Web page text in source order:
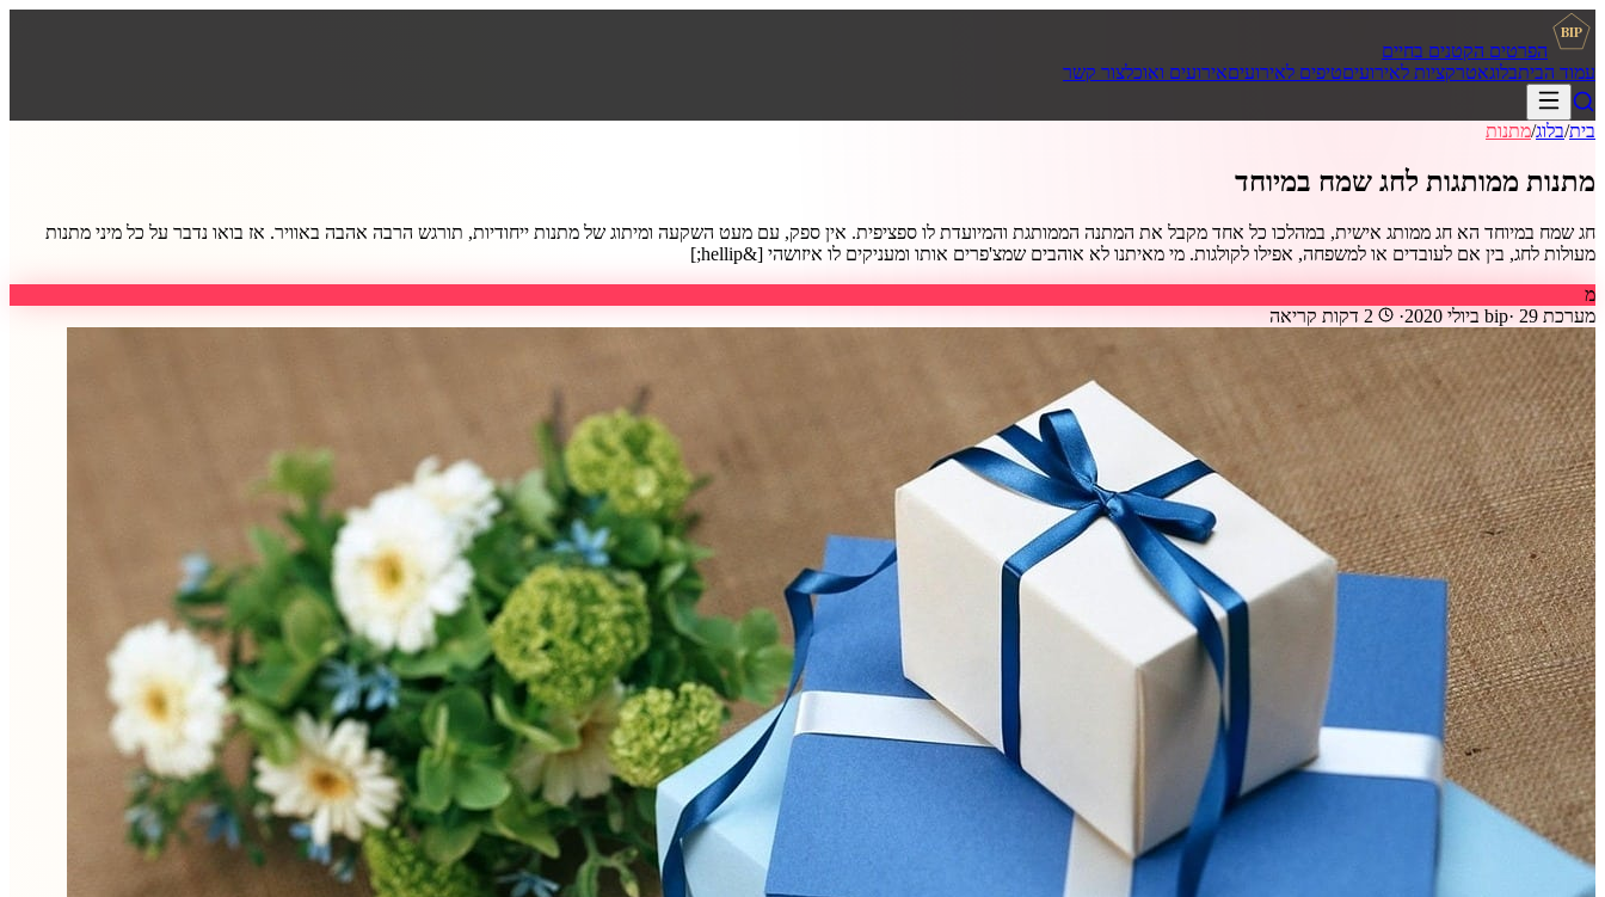
BIP
הפרטים הקטנים בחיים
עמוד הביתבלוגאטרקציות לאירועיםטיפים לאירועיםאירועים ואוכלצור קשר
בית/בלוג/מתנות
מתנות ממותגות לחג שמח במיוחד
חג שמח במיוחד הא חג ממותג אישית, במהלכו כל אחד מקבל את המתנה הממותגת והמיועדת לו ספציפית. אין ספק, עם מעט השקעה ומיתוג של מתנות ייחודיות, תורגש הרבה אהבה באוויר. אז בואו נדבר על כל מיני מתנות
מעולות לחג, בין אם לעובדים או למשפחה, אפילו לקולגות. מי מאיתנו לא אוהבים שמצ'פרים אותו ומעניקים לו איזושהי [&hellip;]
מ
מערכת bip
· 29 ביולי 2020 ·
2 דקות קריאה